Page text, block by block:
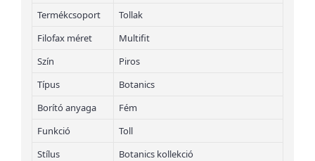
Termékcsoport
Tollak
Filofax méret
Multifit
Szín
Piros
Típus
Botanics
Borító anyaga
Fém
Funkció
Toll
Stílus
Botanics kollekció